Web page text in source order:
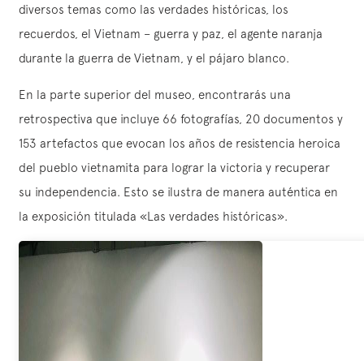
diversos temas como las verdades históricas, los
recuerdos, el Vietnam – guerra y paz, el agente naranja
durante la guerra de Vietnam, y el pájaro blanco.
En la parte superior del museo, encontrarás una
retrospectiva que incluye 66 fotografías, 20 documentos y
153 artefactos que evocan los años de resistencia heroica
del pueblo vietnamita para lograr la victoria y recuperar
su independencia. Esto se ilustra de manera auténtica en
la exposición titulada «Las verdades históricas».